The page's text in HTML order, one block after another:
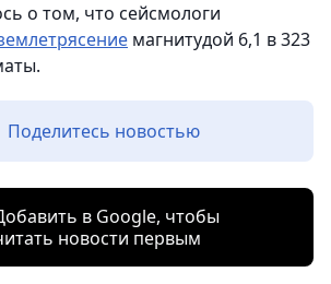
о том, что сейсмологи
магнитудой 6,1 в 323
Поделитесь новостью
в Google, чтобы
новости первым